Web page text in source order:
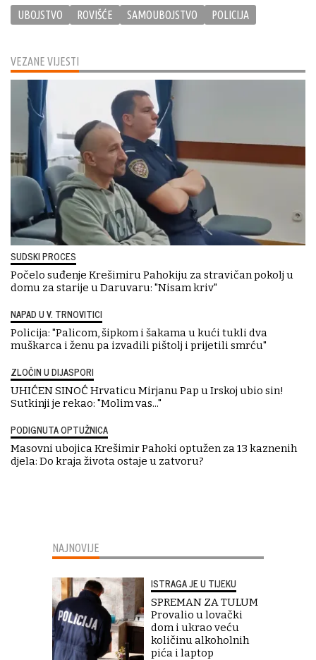
VEZANE VIJESTI
SUDSKI PROCES
Počelo suđenje Krešimiru Pahokiju za stravičan pokolj u
domu za starije u Daruvaru: "Nisam kriv"
NAPAD U V. TRNOVITICI
Policija: "Palicom, šipkom i šakama u kući tukli dva
muškarca i ženu pa izvadili pištolj i prijetili smrću"
ZLOČIN U DIJASPORI
UHIĆEN SINOĆ Hrvaticu Mirjanu Pap u Irskoj ubio sin!
Sutkinji je rekao: "Molim vas..."
PODIGNUTA OPTUŽNICA
Masovni ubojica Krešimir Pahoki optužen za 13 kaznenih
djela: Do kraja života ostaje u zatvoru?
UBOJSTVO ROVIŠĆE SAMOUBOJSTVO POLICIJA
NAJNOVIJE
ISTRAGA JE U TIJEKU
SPREMAN ZA TULUM
Provalio u lovački
dom i ukrao veću
količinu alkoholnih
pića i laptop